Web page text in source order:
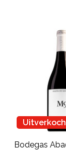
Bodegas